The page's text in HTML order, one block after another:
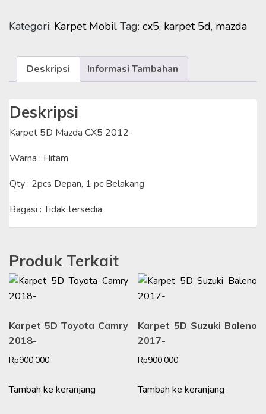
Mazda
2012-
Kategori: Karpet Mobil Tag: cx5, karpet 5d, mazda
Deskripsi Informasi Tambahan
Deskripsi
Karpet 5D Mazda CX5 2012-
Warna : Hitam
Qty : 2pcs Depan, 1 pc Belakang
Bagasi : Tidak tersedia
Produk Terkait
Karpet 5D Toyota Camry
2018-
Rp900,000
Tambah ke keranjang
Karpet 5D Suzuki Baleno
2017-
Rp900,000
Tambah ke keranjang